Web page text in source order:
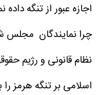
اجازه عبور از تنگه
چرا نمایندگان مجلس
نظام قانونی و رژیم
اسلامی بر تنگه هرمز را